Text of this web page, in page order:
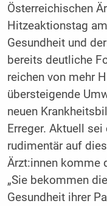
Österreichischen
Hitzeaktionstag
Gesundheit und
bereits deutliche
reichen von mehr
übersteigende
neuen
Erreger. Aktuell
rudimentär auf
Ärzt:innen komme
„Sie bekommen
Gesundheit ihrer